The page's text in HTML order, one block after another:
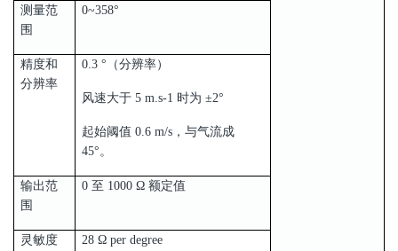
测量范
围
0~358°
精度和
分辨率
0.3 °（分辨率）
风速大于 5 m.s-1 时为 ±2°
起始阈值 0.6 m/s，与气流成
45°。
输出范
围
0 至 1000 Ω 额定值
灵敏度 28 Ω per degree